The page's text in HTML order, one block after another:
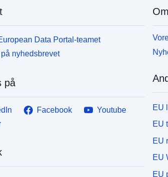
Data Portal-teamet
nyhedsbrevet
på
Facebook
Youtube
EU
EU
EU
EU
EU